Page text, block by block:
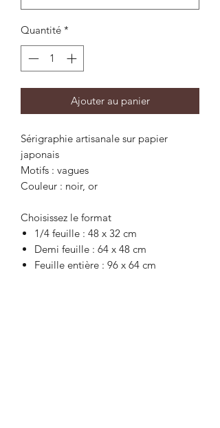
Quantité *
Ajouter au panier
Sérigraphie artisanale sur papier
japonais
Motifs : vagues
Couleur : noir, or
Choisissez le format
1/4 feuille : 48 x 32 cm
Demi feuille : 64 x 48 cm
Feuille entière : 96 x 64 cm